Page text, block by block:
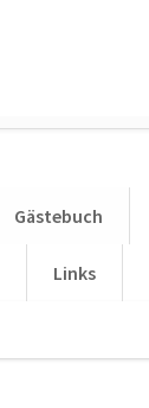
Gästebuch
Links